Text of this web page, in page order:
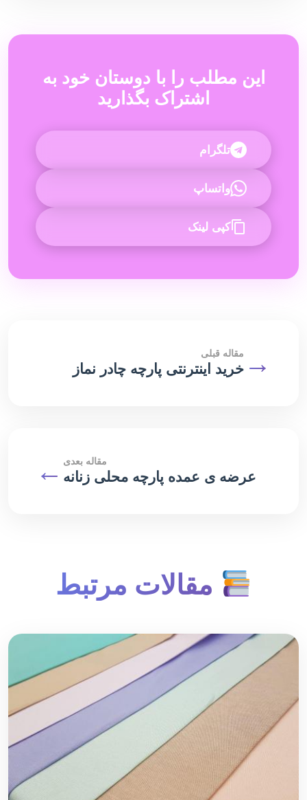
این مطلب را با دوستان خود به
اشتراک بگذارید
تلگرام
واتساپ
کپی لینک
→ مقاله قبلی
خرید اینترنتی پارچه چادر نماز
مقاله بعدی
عرضه ی عمده پارچه محلی زنانه ←
مقالات مرتبط